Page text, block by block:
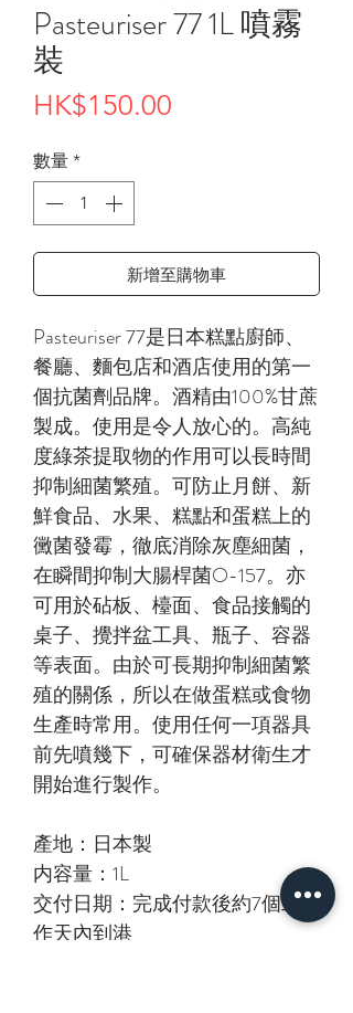
Pasteuriser 77 1L 噴霧
裝
HK$150.00
數量 *
新增至購物車
Pasteuriser 77是日本糕點廚師、
餐廳、麵包店和酒店使用的第一
個抗菌劑品牌。酒精由100%甘蔗
製成。使用是令人放心的。高純
度綠茶提取物的作用可以長時間
抑制細菌繁殖。可防止月餅、新
鮮食品、水果、糕點和蛋糕上的
黴菌發霉，徹底消除灰塵細菌，
在瞬間抑制大腸桿菌O-157。亦
可用於砧板、檯面、食品接觸的
桌子、攪拌盆工具、瓶子、容器
等表面。由於可長期抑制細菌繁
殖的關係，所以在做蛋糕或食物
生產時常用。使用任何一項器具
前先噴幾下，可確保器材衛生才
開始進行製作。
產地：日本製
内容量：1L
交付日期：完成付款後約7個工
作天內到港